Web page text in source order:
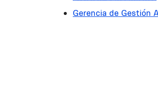
Gerencia de Gestión